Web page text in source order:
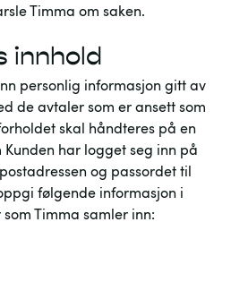
Timma om saken.
innhold
personlig informasjon gitt av
de avtaler som er ansett som
skal håndteres på en
har logget seg inn på
og passordet til
følgende informasjon i
Timma samler inn: